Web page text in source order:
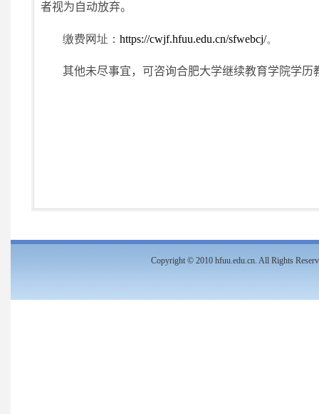
者视为自动放弃。
缴费网址：https://cwjf.hfuu.edu.cn/sfwebcj/。
其他未尽事宜，可咨询合肥大学继续教育学院学历
Copyright © 2010 hfuu.edu.cn. All Rights